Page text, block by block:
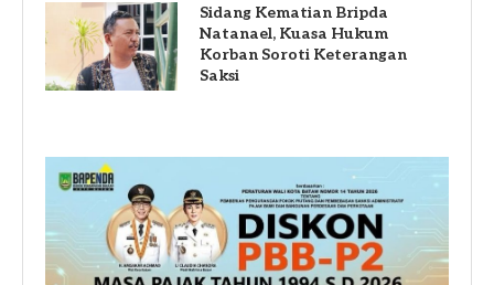
Sidang Kematian Bripda
Natanael, Kuasa Hukum
Korban Soroti Keterangan
Saksi